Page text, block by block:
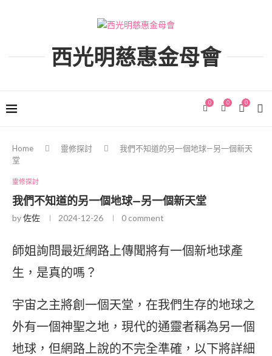
西光明慈惠金母會
0
0
0
Home 靈修探討
我們不知道的另一個地球—另一個新天
堂
靈修探討
我們不知道的另一個地球—另一個新天堂
by佐佐 2024-12-26 0 comment
師姐詢問最近網路上傳聞將有一個新地球產
生，是真的嗎？
宇宙之主將創一個天堂，在我們生存的地球之
外有一個神聖之地，現代的通靈者稱為另一個
地球，但網路上說的不完全準確，以下將詳細